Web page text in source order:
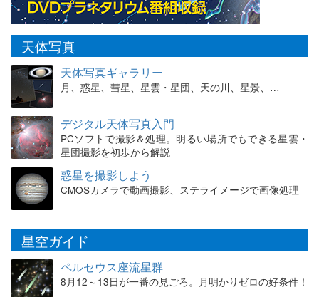
天体写真
天体写真ギャラリー
月、惑星、彗星、星雲・星団、天の川、星景、…
デジタル天体写真入門
PCソフトで撮影＆処理。明るい場所でもできる星雲・
星団撮影を初歩から解説
惑星を撮影しよう
CMOSカメラで動画撮影、ステライメージで画像処理
星空ガイド
ペルセウス座流星群
8月12～13日が一番の見ごろ。月明かりゼロの好条件！